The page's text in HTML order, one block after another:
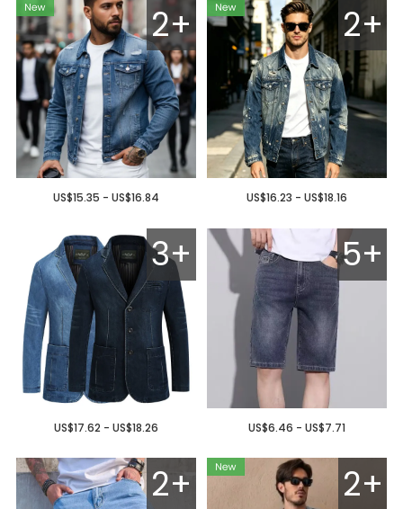
2+
US$15.35 - US$16.84
2+
US$16.23 - US$18.16
3+
US$17.62 - US$18.26
5+
US$6.46 - US$7.71
2+ 2+